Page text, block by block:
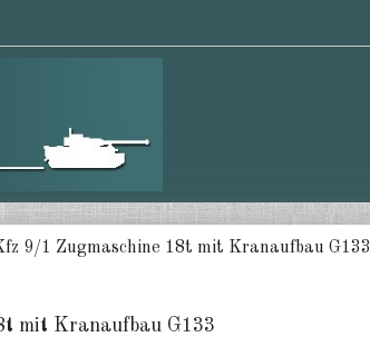
9/1 Zugmaschine 18t mit Kranaufbau G133
mit Kranaufbau G133